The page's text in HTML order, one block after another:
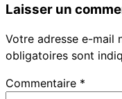
Laisser un
Votre adresse e-mail
obligatoires sont
Commentaire *